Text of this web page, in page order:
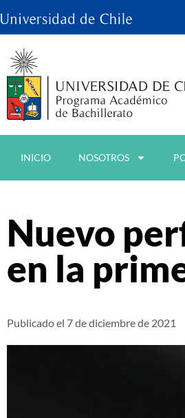
INICIO NOSOTROS
Nuevo
en la
Publicado el 7 de diciembre de 2021